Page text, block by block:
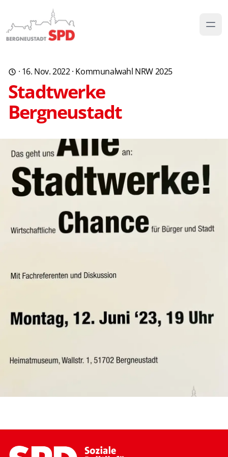
· 16. Nov. 2022· Kommunalwahl NRW 2025
Stadtwerke
Bergneustadt